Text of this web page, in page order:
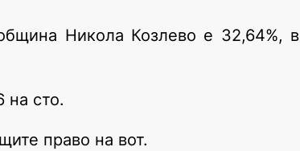
Никола Козлево е 32,64%, в
на сто.
право на вот.